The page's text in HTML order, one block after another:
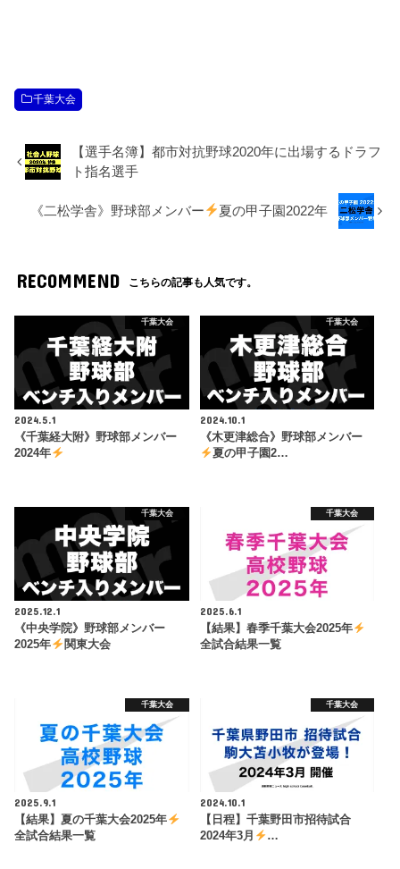
千葉大会
【選手名簿】都市対抗野球2020年に出場するドラフ
ト指名選手
《二松学舎》野球部メンバー 夏の甲子園2022年
RECOMMEND こちらの記事も人気です。
千葉大会
2024.5.1
《千葉経大附》野球部メンバー
2024年
千葉大会
2024.10.1
《木更津総合》野球部メンバー
夏の甲子園2…
千葉大会
2025.12.1
《中央学院》野球部メンバー
2025年
関東大会
千葉大会
2025.6.1
【結果】春季千葉大会2025年
全試合結果一覧
千葉大会
2025.9.1
【結果】夏の千葉大会2025年
全試合結果一覧
千葉大会
2024.10.1
【日程】千葉野田市招待試合
2024年3月
…